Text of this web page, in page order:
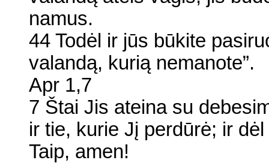
namus.
44 Todėl ir jūs būkite
valandą, kurią nemanote”.
Apr 1,7
7 Štai Jis ateina su
ir tie, kurie Jį perdūrė; ir
Taip, amen!